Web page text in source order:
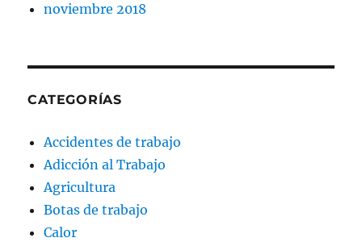
noviembre 2018
CATEGORÍAS
Accidentes de trabajo
Adicción al Trabajo
Agricultura
Botas de trabajo
Calor